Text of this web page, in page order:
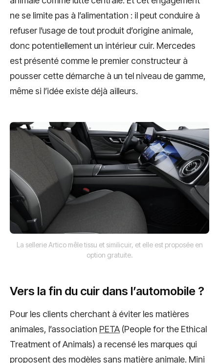
ne se limite pas à l’alimentation : il peut conduire à
refuser l’usage de tout produit d’origine animale,
donc potentiellement un intérieur cuir. Mercedes
est présenté comme le premier constructeur à
pousser cette démarche à un tel niveau de gamme,
même si l’idée existe déjà ailleurs.
La sellerie Artico mêle tissu et similicuir, et elle est proposée en
option gratuite.
Vers la fin du cuir dans l’automobile ?
Pour les clients cherchant à éviter les matières
animales, l’association PETA (People for the Ethical
Treatment of Animals) a recensé les marques qui
proposent des modèles sans matière animale. Mini